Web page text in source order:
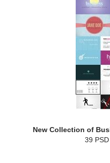
New Collection of
39